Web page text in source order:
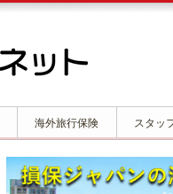
海外旅行保険 スタッ